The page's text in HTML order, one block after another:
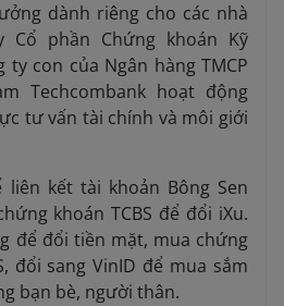
dành riêng cho các nhà
phần Chứng khoán Kỹ
ty con của Ngân hàng TMCP
Techcombank hoạt động
tư vấn tài chính và môi giới
kết tài khoản Bông Sen
khoán TCBS để đổi iXu.
để đổi tiền mặt, mua chứng
đổi sang VinID để mua sắm
bạn bè, người thân.